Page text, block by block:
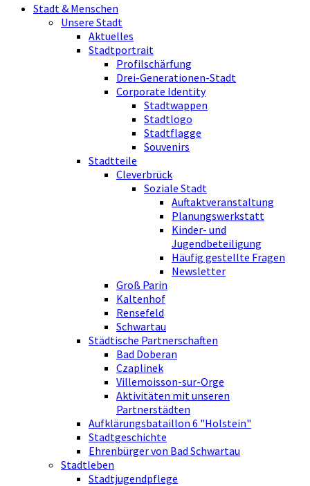
Stadt & Menschen
Unsere Stadt
Aktuelles
Stadtportrait
Profilschärfung
Drei-Generationen-Stadt
Corporate Identity
Stadtwappen
Stadtlogo
Stadtflagge
Souvenirs
Stadtteile
Cleverbrück
Soziale Stadt
Auftaktveranstaltung
Planungswerkstatt
Kinder- und
Jugendbeteiligung
Häufig gestellte Fragen
Newsletter
Groß Parin
Kaltenhof
Rensefeld
Schwartau
Städtische Partnerschaften
Bad Doberan
Czaplinek
Villemoisson-sur-Orge
Aktivitäten mit unseren
Partnerstädten
Aufklärungsbataillon 6 "Holstein"
Stadtgeschichte
Ehrenbürger von Bad Schwartau
Stadtleben
Stadtjugendpflege